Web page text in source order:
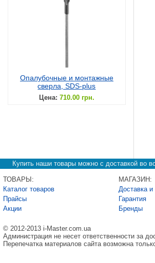
Опалубочные и монтажные
сверла, SDS-plus
Цена: 710.00 грн.
Купить наши товары можно с доставкой во
ТОВАРЫ:
Каталог товаров
Прайсы
Акции
МАГАЗИН:
Доставка и
Гарантия
Бренды
© 2012-2013 i-Master.com.ua
Администрация не несет ответственности за
Перепечатка материалов сайта возможна